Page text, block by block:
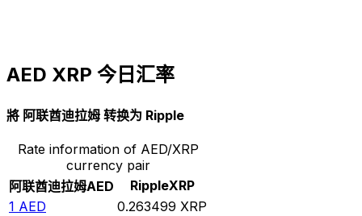
AED XRP 今日汇率
將 阿联酋迪拉姆 转换为 Ripple
Rate information of AED/XRP
currency pair
阿联酋迪拉姆AED RippleXRP
1 AED 0.263499 XRP